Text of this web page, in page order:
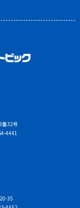
番32号
4441
35